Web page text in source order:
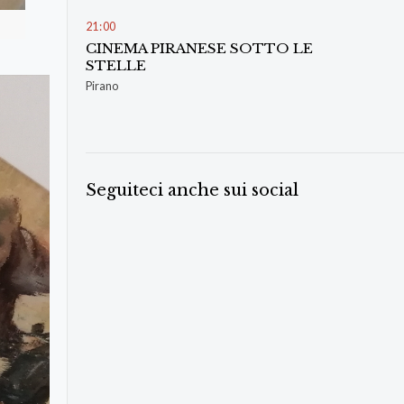
21 00
CINEMA PIRANESE SOTTO LE
STELLE
Pirano
Seguiteci anche sui social